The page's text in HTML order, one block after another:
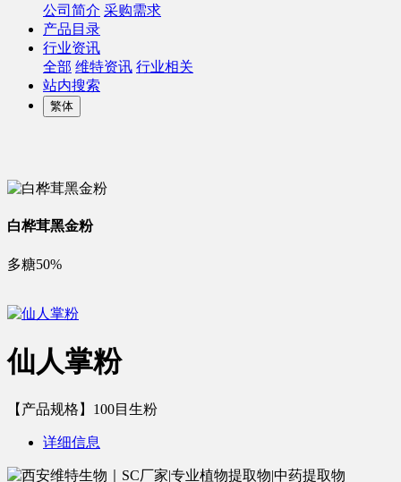
公司简介 采购需求
产品目录
行业资讯
全部 维特资讯 行业相关
站内搜索
繁体
白桦茸黑金粉
多糖50%
仙人掌粉
【产品规格】100目生粉
详细信息